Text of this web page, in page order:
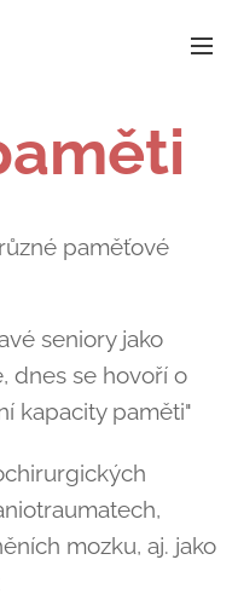
paměťové
seniory jako
dnes se hovoří o
kapacity paměti"
mozku, aj. jako